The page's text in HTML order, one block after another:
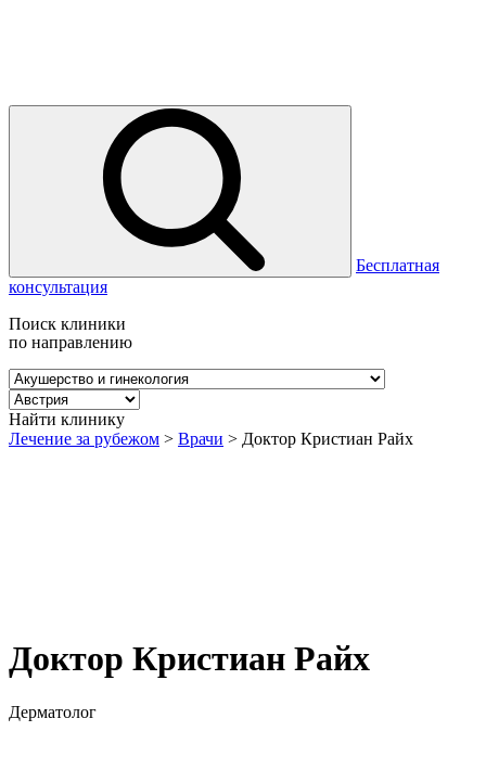
Бесплатная
консультация
Поиск клиники
по направлению
Найти клинику
Лечение за рубежом > Врачи > Доктор Кристиан Райх
Доктор Кристиан Райх
Дерматолог